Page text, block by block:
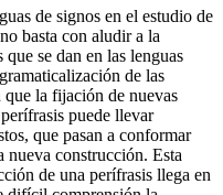
de signos en el estudio de
basta con aludir a la
se dan en las lenguas
de las
que la fijación de nuevas
puede llevar
que pasan a conformar
nueva construcción. Esta
de una perífrasis llega en